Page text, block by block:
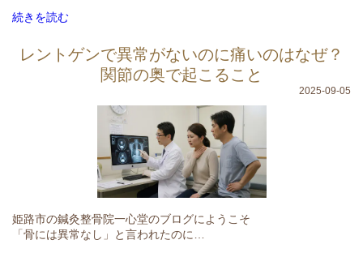
続きを読む
レントゲンで異常がないのに痛いのはなぜ？
関節の奥で起こること
2025-09-05
姫路市の鍼灸整骨院一心堂のブログにようこそ
「骨には異常なし」と言われたのに…